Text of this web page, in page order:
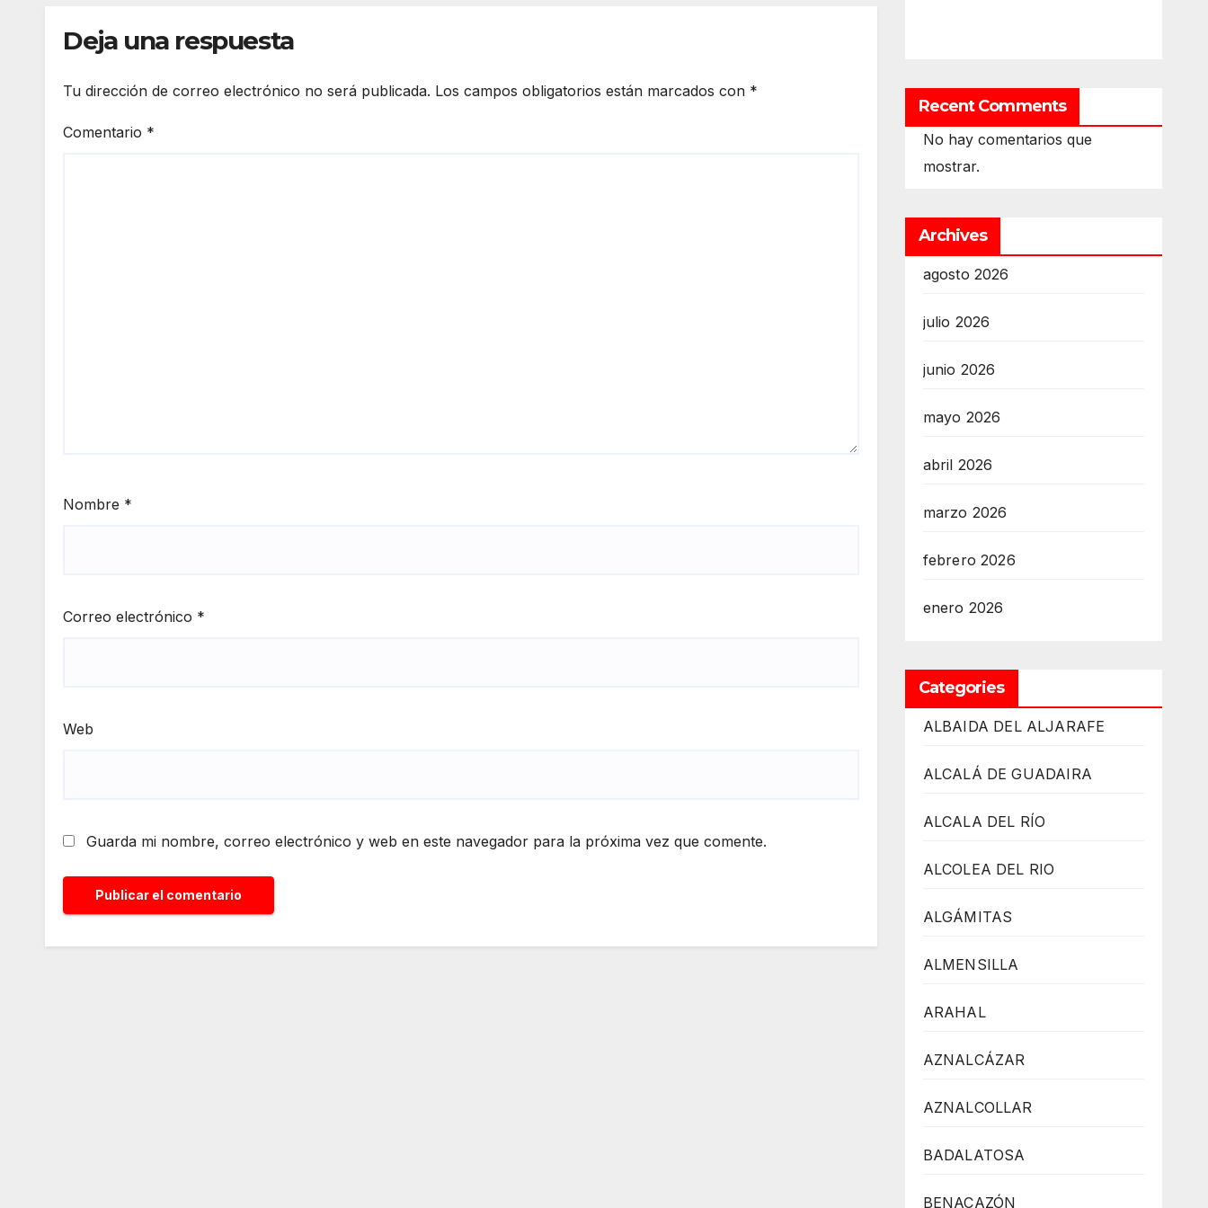
Deja una respuesta
Tu dirección de correo electrónico no será publicada. Los campos obligatorios están marcados con *
Comentario *
Nombre *
Correo electrónico *
Web
Guarda mi nombre, correo electrónico y web en este navegador para la próxima vez que comente.
Recent Comments
No hay comentarios que
mostrar.
Archives
agosto 2026
julio 2026
junio 2026
mayo 2026
abril 2026
marzo 2026
febrero 2026
enero 2026
Categories
ALBAIDA DEL ALJARAFE
ALCALÁ DE GUADAIRA
ALCALA DEL RÍO
ALCOLEA DEL RIO
ALGÁMITAS
ALMENSILLA
ARAHAL
AZNALCÁZAR
AZNALCOLLAR
BADALATOSA
BENACAZÓN